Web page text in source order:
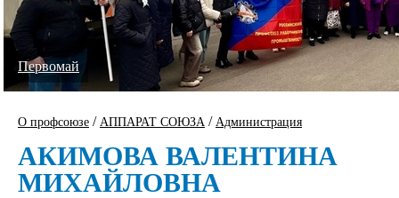
Первомай
О профсоюзе / АППАРАТ СОЮЗА / Администрация
АКИМОВА ВАЛЕНТИНА
МИХАЙЛОВНА